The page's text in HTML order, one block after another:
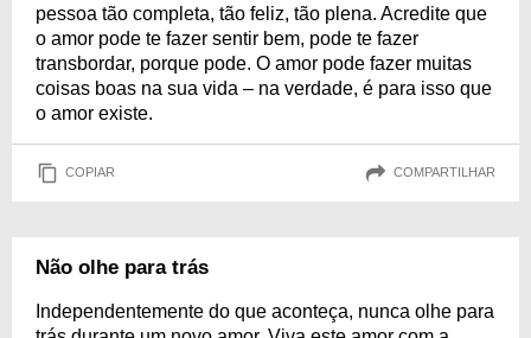
pessoa tão completa, tão feliz, tão plena. Acredite que
o amor pode te fazer sentir bem, pode te fazer
transbordar, porque pode. O amor pode fazer muitas
coisas boas na sua vida – na verdade, é para isso que
o amor existe.
COPIAR COMPARTILHAR
Não olhe para trás
Independentemente do que aconteça, nunca olhe para